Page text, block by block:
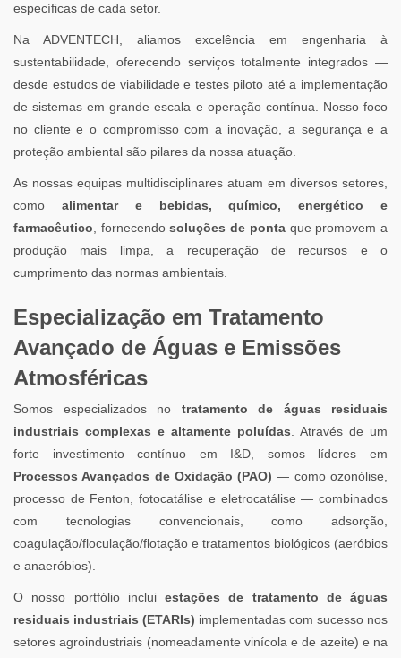
específicas de cada setor.
Na ADVENTECH, aliamos excelência em engenharia à
sustentabilidade, oferecendo serviços totalmente integrados —
desde estudos de viabilidade e testes piloto até a implementação
de sistemas em grande escala e operação contínua. Nosso foco
no cliente e o compromisso com a inovação, a segurança e a
proteção ambiental são pilares da nossa atuação.
As nossas equipas multidisciplinares atuam em diversos setores,
como alimentar e bebidas, químico, energético e
farmacêutico , fornecendosoluções de pontaque promovem a
produção mais limpa, a recuperação de recursos e o
cumprimento das normas ambientais.
Especialização em Tratamento
Avançado de Águas e Emissões
Atmosféricas
Somos especializados no tratamento de águas residuais
industriais complexas e altamente poluídas . Através de um
forte investimento contínuo em I&D, somos líderes em
Processos Avançados de Oxidação (PAO) — como ozonólise,
processo de Fenton, fotocatálise e eletrocatálise — combinados
com tecnologias convencionais, como adsorção,
coagulação/floculação/flotação e tratamentos biológicos (aeróbios
e anaeróbios).
O nosso portfólio inclui estações de tratamento de águas
residuais industriais (ETARIs) implementadas com sucesso nos
setores agroindustriais (nomeadamente vinícola e de azeite) e na